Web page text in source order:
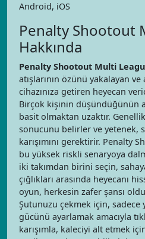
Android, iOS
Penalty Shootout
Hakkında
Penalty Shootout Multi
atışlarının özünü yakalayan
cihazınıza getiren heyecan
Birçok kişinin düşündüğünün
basit olmaktan uzaktır.
sonucunu belirler ve yetenek,
karışımını gerektirir. Penalty
bu yüksek riskli senaryoya
iki takımdan birini seçin,
çığlıkları arasında heyecanı
oyun, herkesin zafer şansı
Şutunuzu çekmek için,
gücünü ayarlamak amacıyla
karışımla, kaleciyi alt etmek